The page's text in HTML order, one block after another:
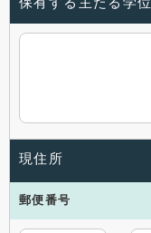
保有する主たる学位
現住所
郵便番号